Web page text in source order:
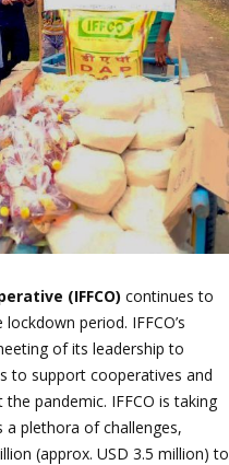
(IFFCO) continues to
period. IFFCO’s
of its leadership to
to support cooperatives and
pandemic. IFFCO is taking
plethora of challenges,
(approx. USD 3.5 million) to